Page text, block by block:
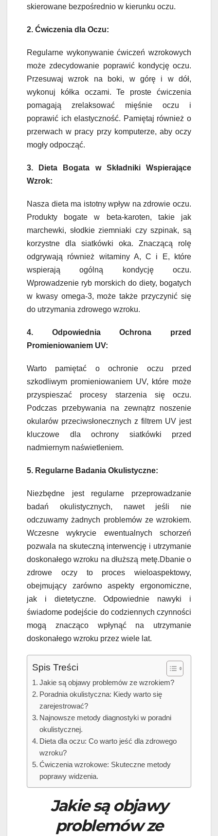
skierowane bezpośrednio w kierunku oczu.
2. Ćwiczenia dla Oczu:
Regularne wykonywanie ćwiczeń wzrokowych
może zdecydowanie poprawić kondycję oczu.
Przesuwaj wzrok na boki, w górę i w dół,
wykonuj kółka oczami. Te proste ćwiczenia
pomagają zrelaksować mięśnie oczu i
poprawić ich elastyczność. Pamiętaj również o
przerwach w pracy przy komputerze, aby oczy
mogły odpocząć.
3. Dieta Bogata w Składniki Wspierające
Wzrok:
Nasza dieta ma istotny wpływ na zdrowie oczu.
Produkty bogate w beta-karoten, takie jak
marchewki, słodkie ziemniaki czy szpinak, są
korzystne dla siatkówki oka. Znaczącą rolę
odgrywają również witaminy A, C i E, które
wspierają ogólną kondycję oczu.
Wprowadzenie ryb morskich do diety, bogatych
w kwasy omega-3, może także przyczynić się
do utrzymania zdrowego wzroku.
4. Odpowiednia Ochrona przed
Promieniowaniem UV:
Warto pamiętać o ochronie oczu przed
szkodliwym promieniowaniem UV, które może
przyspieszać procesy starzenia się oczu.
Podczas przebywania na zewnątrz noszenie
okularów przeciwsłonecznych z filtrem UV jest
kluczowe dla ochrony siatkówki przed
nadmiernym naświetleniem.
5. Regularne Badania Okulistyczne:
Niezbędne jest regularne przeprowadzanie
badań okulistycznych, nawet jeśli nie
odczuwamy żadnych problemów ze wzrokiem.
Wczesne wykrycie ewentualnych schorzeń
pozwala na skuteczną interwencję i utrzymanie
doskonałego wzroku na dłuższą metę.Dbanie o
zdrowe oczy to proces wieloaspektowy,
obejmujący zarówno aspekty ergonomiczne,
jak i dietetyczne. Odpowiednie nawyki i
świadome podejście do codziennych czynności
mogą znacząco wpłynąć na utrzymanie
doskonałego wzroku przez wiele lat.
Spis Treści
Jakie są objawy problemów ze wzrokiem?
Poradnia okulistyczna: Kiedy warto się
zarejestrować?
Najnowsze metody diagnostyki w poradni
okulistycznej.
Dieta dla oczu: Co warto jeść dla zdrowego
wzroku?
Ćwiczenia wzrokowe: Skuteczne metody
poprawy widzenia.
Jakie są objawy
problemów ze